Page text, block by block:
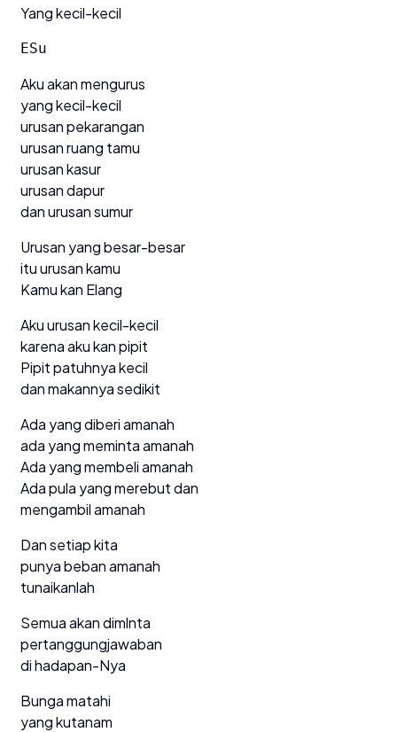
Yang kecil-kecil
ESu
Aku akan mengurus
yang kecil-kecil
urusan pekarangan
urusan ruang tamu
urusan kasur
urusan dapur
dan urusan sumur
Urusan yang besar-besar
itu urusan kamu
Kamu kan Elang
Aku urusan kecil-kecil
karena aku kan pipit
Pipit patuhnya kecil
dan makannya sedikit
Ada yang diberi amanah
ada yang meminta amanah
Ada yang membeli amanah
Ada pula yang merebut dan
mengambil amanah
Dan setiap kita
punya beban amanah
tunaikanlah
Semua akan dimlnta
pertanggungjawaban
di hadapan-Nya
Bunga matahi
yang kutanam